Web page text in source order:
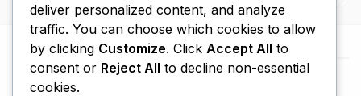
deliver personalized content, and analyze
traffic. You can choose which cookies to allow
by clicking Customize. Click Accept All to
consent or Reject All to decline non-essential
cookies.